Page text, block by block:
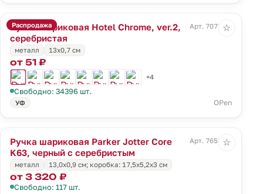
Распродажа
Ручка шариковая Hotel Chrome, ver.2,
серебристая
Арт. 7078.10
металл 13х0,7 см
от 51 ₽
+4
Свободно: 34396 шт.
УФ OPen
☆
Ручка шариковая Parker Jotter Core
K63, черный с серебристым
Арт. 7658.30
металл 13,0х0,9 см; коробка: 17,5х5,2х3 см
от 3 320 ₽
Свободно: 117 шт.
☆